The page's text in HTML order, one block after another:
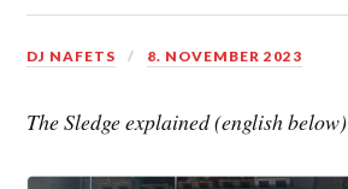
DJ NAFETS 8. NOVEMBER 2023
The Sledge explained (english below)